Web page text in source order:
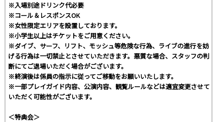
※入場別途ドリンク代必要
※コール＆レスポンスOK
※女性限定エリアを設置しております。
※小学生以上はチケットをご用意ください。
※ダイブ、サーフ、リフト、モッシュ等危険な行為、ライブの進行を妨
げる行為は一切禁止とさせていただきます。悪質な場合、スタッフの判
断にてご退場いただく場合がございます。
※終演後は係員の指示に従ってご移動をお願いいたします。
※一部プレイガイド内容、公演内容、観覧ルールなどは適宜変更させて
いただく可能性がございます。
＜特典会＞